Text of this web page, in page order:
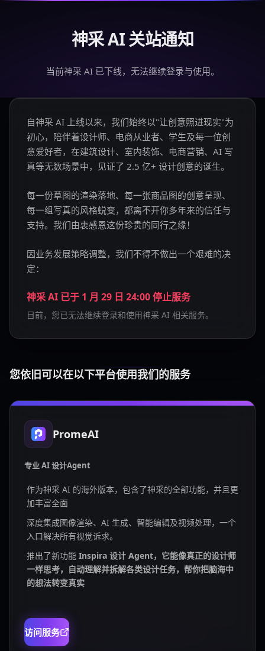
神采 AI 关站通知
当前神采 AI 已下线，无法继续登录与使用。
自神采 AI 上线以来，我们始终以"让创意照进现实"为
初心，陪伴着设计师、电商从业者、学生及每一位创
意爱好者，在建筑设计、室内装饰、电商营销、AI 写
真等无数场景中，见证了 2.5 亿+ 设计创意的诞生。
每一份草图的渲染落地、每一张商品图的创意呈现、
每一组写真的风格蜕变，都离不开你多年来的信任与
支持。我们由衷感恩这份珍贵的同行之缘！
因业务发展策略调整，我们不得不做出一个艰难的决
定：
神采 AI 已于 1 月 29 日 24:00 停止服务
目前，您已无法继续登录和使用神采 AI 相关服务。
您依旧可以在以下平台使用我们的服务
PromeAI
专业 AI 设计Agent
作为神采 AI 的海外版本，包含了神采的全部功能，并且更
加丰富全面
深度集成图像渲染、AI 生成、智能编辑及视频处理，一个
入口解决所有视觉诉求。
推出了新功能 Inspira 设计 Agent，它能像真正的设计师
一样思考，自动理解并拆解各类设计任务，帮你把脑海中
的想法转变真实
访问服务